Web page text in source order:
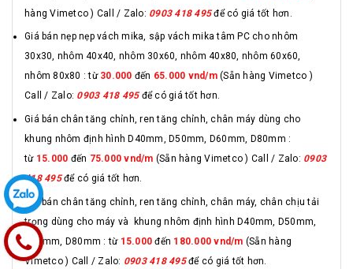
hàng Vimetco ) Call / Zalo: 0903 418 495để có giá tốt hơn.
Giá bán nẹp nẹp vách mika, sập vách mika tâm PC cho nhôm
30x30, nhôm 40x40, nhôm 30x60, nhôm 40x80, nhôm 60x60,
nhôm 80x80 : từ 30.000 đến 65.000 vnd/m(Sẵn hàng Vimetco )
Call / Zalo: 0903 418 495để có giá tốt hơn.
Giá bán chân tăng chỉnh, ren tăng chỉnh, chân máy dùng cho
khung nhôm định hình D40mm, D50mm, D60mm, D80mm :
từ 15.000 đến 75.000 vnd/m (Sẵn hàng Vimetco ) Call / Zalo: 0903
418 495để có giá tốt hơn.
Giá bán chân tăng chỉnh, ren tăng chỉnh, chân máy, chân chịu tải
trọng dùng cho máy và khung nhôm định hình D40mm, D50mm,
D60mm, D80mm : từ 15.000 đến 180.000 vnd/m (Sẵn hàng
Vimetco ) Call / Zalo: 0903 418 495để có giá tốt hơn.